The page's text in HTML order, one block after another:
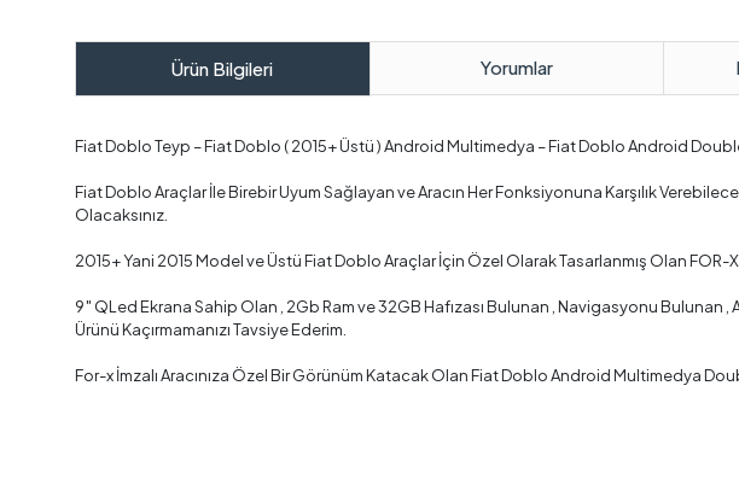
Ürün Bilgileri Yorumlar
Fiat Doblo Teyp – Fiat Doblo ( 2015+ Üstü ) Android Multimedya – Fiat Doblo Android
Fiat Doblo Araçlar İle Birebir Uyum Sağlayan ve Aracın Her Fonksiyonuna Karşılık
Olacaksınız.
2015+ Yani 2015 Model ve Üstü Fiat Doblo Araçlar İçin Özel Olarak Tasarlanmış Olan
9″ QLed Ekrana Sahip Olan , 2Gb Ram ve 32GB Hafızası Bulunan , Navigasyonu
Ürünü Kaçırmamanızı Tavsiye Ederim.
For-x İmzalı Aracınıza Özel Bir Görünüm Katacak Olan Fiat Doblo Android Multimedya